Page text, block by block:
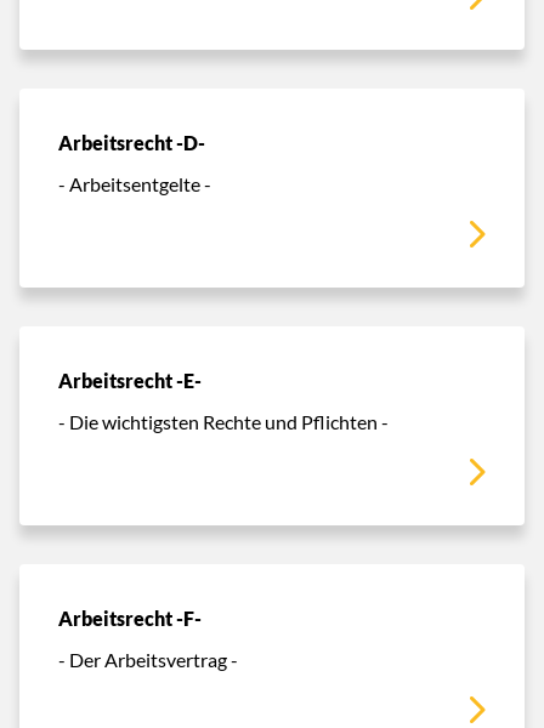
Arbeitsrecht -D-
- Arbeitsentgelte -
Arbeitsrecht -E-
- Die wichtigsten Rechte und Pflichten -
Arbeitsrecht -F-
- Der Arbeitsvertrag -